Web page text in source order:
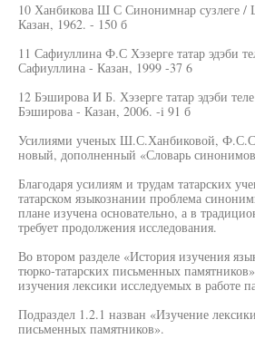
10 Ханбикова Ш С Синонимнар сузлеге
Казан, 1962. - 150 б
11 Сафиуллина Ф.С Хэзерге татар эдэби
Сафиуллина - Казан, 1999 -37 6
12 Бэширова И Б. Хэзерге татар эдэби
Бэширова - Казан, 2006. -i 91 б
Усилиями ученых Ш.С.Ханбиковой,
новый, дополненный «Словарь синонимов
Благодаря усилиям и трудам татарских
татарском языкознании проблема
плане изучена основательно, а в
требует продолжения исследования.
Во втором разделе «История изучения
тюрко-татарских письменных памятников»
изучения лексики исследуемых в работе
Подраздел 1.2.1 назван «Изучение
письменных памятников».